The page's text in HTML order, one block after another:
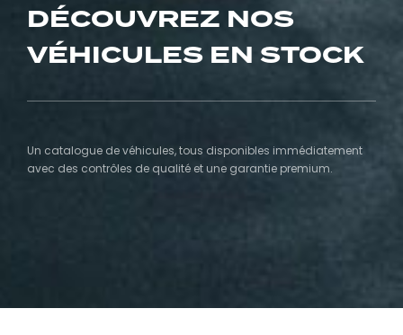
DÉCOUVREZ NOS
VÉHICULES EN STOCK
Un catalogue de véhicules, tous disponibles immédiatement
avec des contrôles de qualité et une garantie premium.